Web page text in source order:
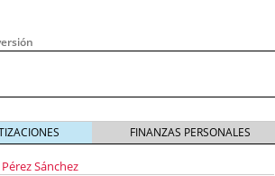
FINANZAS PERSONALES
Sánchez